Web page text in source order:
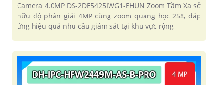
Camera 4.0MP DS-2DE5425IWG1-EHUN Zoom Tầm Xa sở
hữu độ phân giải 4MP cùng zoom quang học 25X, đáp
ứng hiệu quả nhu cầu giám sát tại khu vực rộng